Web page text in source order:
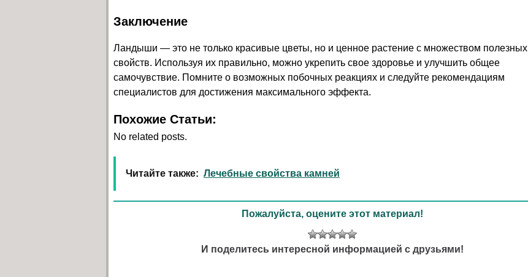
Заключение
Ландыши — это не только красивые цветы, но и ценное растение с множеством полезных
свойств. Используя их правильно, можно укрепить свое здоровье и улучшить общее
самочувствие. Помните о возможных побочных реакциях и следуйте рекомендациям
специалистов для достижения максимального эффекта.
Похожие Статьи:
No related posts.
Читайте также: Лечебные свойства камней
Пожалуйста, оцените этот материал!
И поделитесь интересной информацией с друзьями!